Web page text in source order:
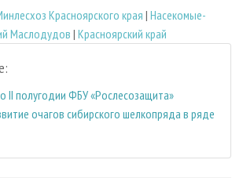
Красноярского края| Насекомые-
Маслодудов | Красноярский край
II полугодии ФБУ «Рослесозащита»
очагов сибирского шелкопряда в ряде